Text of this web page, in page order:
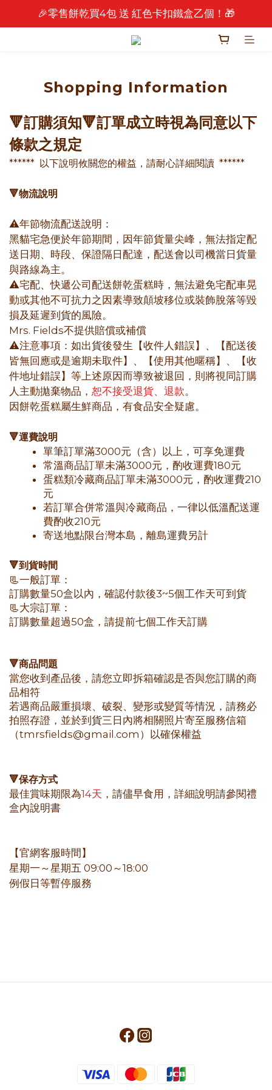
🎉 2026 中秋早鳥優惠中 🎉
🎉零售餅乾買4包 送 紅色卡扣鐵盒乙個！🎁
🎉 2026 中秋早鳥優惠中 🎉
Shopping Information
🔻訂購須知🔻訂單成立時視為同意以下
條款之規定
****** 以下說明攸關您的權益，請耐心詳細閱讀 ******
🔻物流說明
⚠️年節物流配送說明：
黑貓宅急便於年節期間，因年節貨量尖峰，無法指定配
送日期、時段、保證隔日配達，配送會以司機當日貨量
與路線為主。
⚠️宅配、快遞公司配送餅乾蛋糕時，無法避免宅配車晃
動或其他不可抗力之因素導致顛坡移位或裝飾脫落等毀
損及延遲到貨的風險。
Mrs. Fields不提供賠償或補償
⚠️注意事項：如出貨後發生【收件人錯誤】、【配送後
皆無回應或是逾期未取件】、【使用其他暱稱】、【收
件地址錯誤】等上述原因而導致被退回，則將視同訂購
人主動拋棄物品， 恕不接受退貨、退款。
因餅乾蛋糕屬生鮮商品，有食品安全疑慮。
🔻運費說明
單筆訂單滿3000元（含）以上，可享免運費
常溫商品訂單未滿3000元，酌收運費180元
蛋糕類冷藏商品訂單未滿3000元，酌收運費210
元
若訂單合併常溫與冷藏商品，一律以低溫配送運
費酌收210元
寄送地點限台灣本島，離島運費另計
🔻到貨時間
📃一般訂單：
訂購數量50盒以內，確認付款後3~5個工作天可到貨
📃大宗訂單：
訂購數量超過50盒，請提前七個工作天訂購
🔻商品問題
當您收到產品後，請您立即拆箱確認是否與您訂購的商
品相符
若遇商品嚴重損壞、破裂、變形或變質等情況，請務必
拍照存證，並於到貨三日內將相關照片寄至服務信箱
（tmrsfields@gmail.com）以確保權益
🔻保存方式
最佳賞味期限為14天 ，請儘早食用，詳細說明請參閱禮
盒內說明書
【官網客服時間】
星期一～星期五 09:00～18:00
例假日等暫停服務